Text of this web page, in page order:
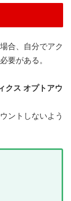
合、自分でアク
要がある。
クス オプトアウ
ントしないよう